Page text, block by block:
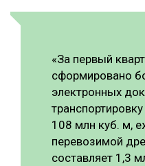
«За первый
сформировано
электронных
108 млн куб. м,
перевозимой
составляет 1,3